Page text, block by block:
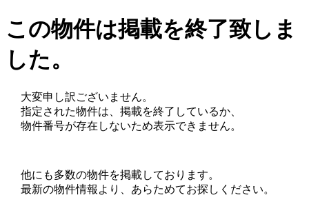
この物件は掲載を終了致しま
した。
大変申し訳ございません。
指定された物件は、掲載を終了しているか、
物件番号が存在しないため表示できません。
他にも多数の物件を掲載しております。
最新の物件情報より、あらためてお探しください。